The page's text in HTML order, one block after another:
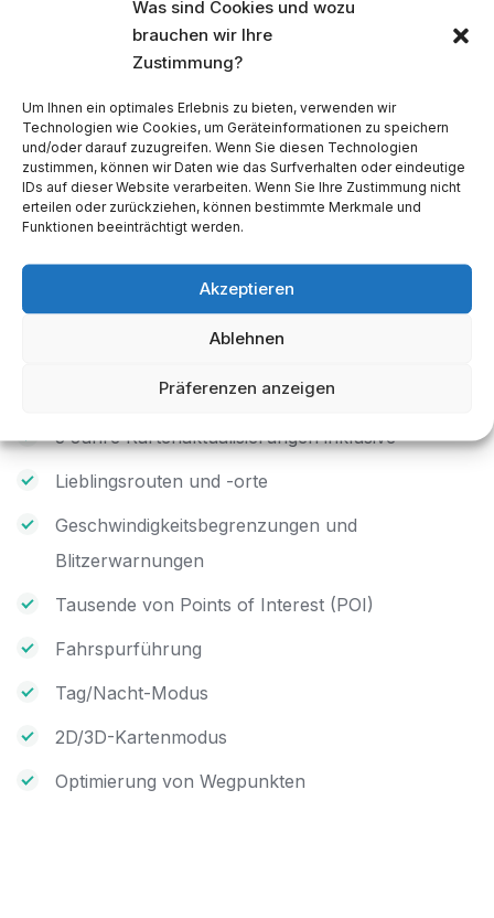
Was sind Cookies und wozu
brauchen wir Ihre
Zustimmung?
Um Ihnen ein optimales Erlebnis zu bieten, verwenden wir
Technologien wie Cookies, um Geräteinformationen zu speichern
und/oder darauf zuzugreifen. Wenn Sie diesen Technologien
zustimmen, können wir Daten wie das Surfverhalten oder eindeutige
IDs auf dieser Website verarbeiten. Wenn Sie Ihre Zustimmung nicht
erteilen oder zurückziehen, können bestimmte Merkmale und
Funktionen beeinträchtigt werden.
Akzeptieren
Ablehnen
Präferenzen anzeigen
-10 °C bis 60 °C.
Technisches Datenblatt – Actis 8 Rugged GPS
Die vorinstallierten Karten und die Navigationssoftware
Abbiegeanweisungen für die Offline-Navigation
mit Sprachansagen
Europa für Standardfahrzeuge
3 Jahre Kartenaktualisierungen inklusive
Lieblingsrouten und -orte
Geschwindigkeitsbegrenzungen und
Blitzerwarnungen
Tausende von Points of Interest (POI)
Fahrspurführung
Tag/Nacht-Modus
2D/3D-Kartenmodus
Optimierung von Wegpunkten